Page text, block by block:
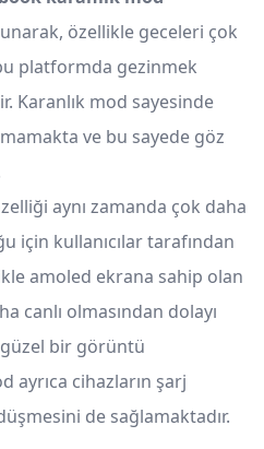
özellikle geceleri çok
platformda gezinmek
Karanlık mod sayesinde
ve bu sayede göz
aynı zamanda çok daha
için kullanıcılar tarafından
amoled ekrana sahip olan
canlı olmasından dolayı
güzel bir görüntü
ayrıca cihazların şarj
de sağlamaktadır.